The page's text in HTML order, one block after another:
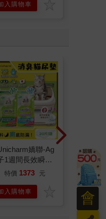
入購物車
嬌聯-Ag
1週間長效瞬吸
物消臭大師貓尿
貓尿布/可觀察
潔墊補充包/本
特價 1373 元
入購物車
典藏-
405期
240
會